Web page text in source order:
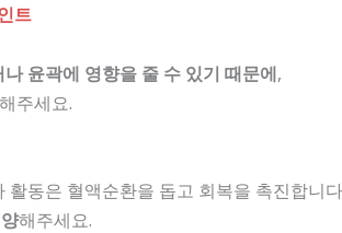
트
윤곽에 영향을 줄 수 있기 때문에,
주세요.
동은 혈액순환을 돕고 회복을 촉진합니
해주세요.